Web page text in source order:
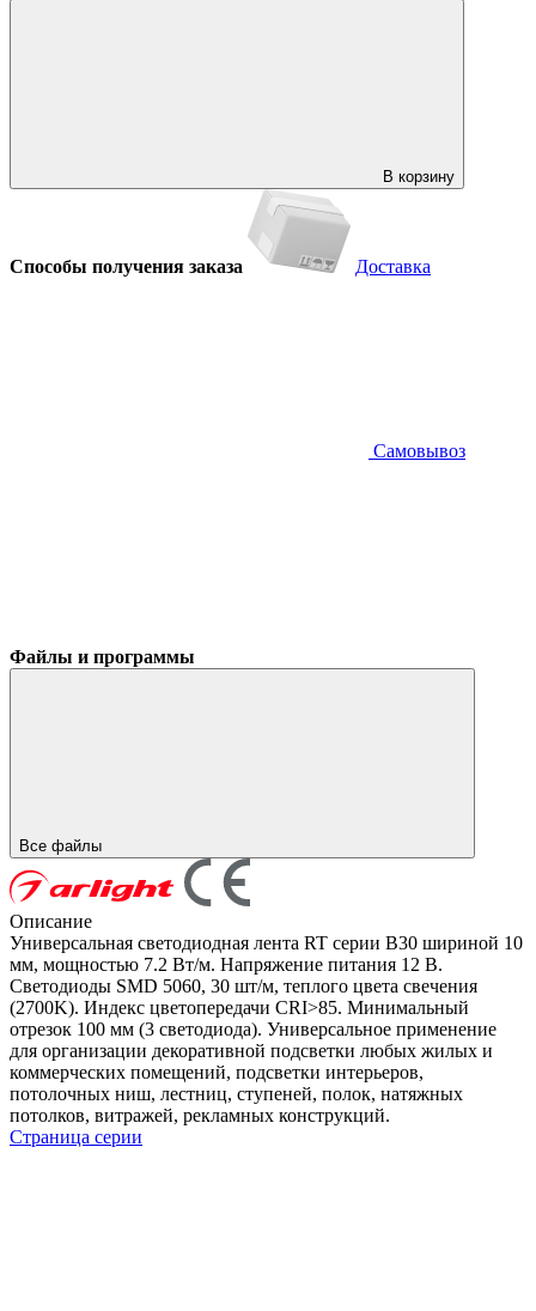
В корзину
Способы получения заказа Доставка
Самовывоз
Файлы и программы
Все файлы
Описание
Универсальная светодиодная лента RT серии B30 шириной 10
мм, мощностью 7.2 Вт/м. Напряжение питания 12 В.
Светодиоды SMD 5060, 30 шт/м, теплого цвета свечения
(2700K). Индекс цветопередачи CRI>85. Минимальный
отрезок 100 мм (3 светодиода). Универсальное применение
для организации декоративной подсветки любых жилых и
коммерческих помещений, подсветки интерьеров,
потолочных ниш, лестниц, ступеней, полок, натяжных
потолков, витражей, рекламных конструкций.
Страница серии